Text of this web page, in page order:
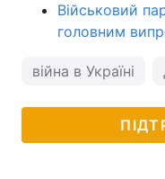
Військовий
головним
війна в Україні